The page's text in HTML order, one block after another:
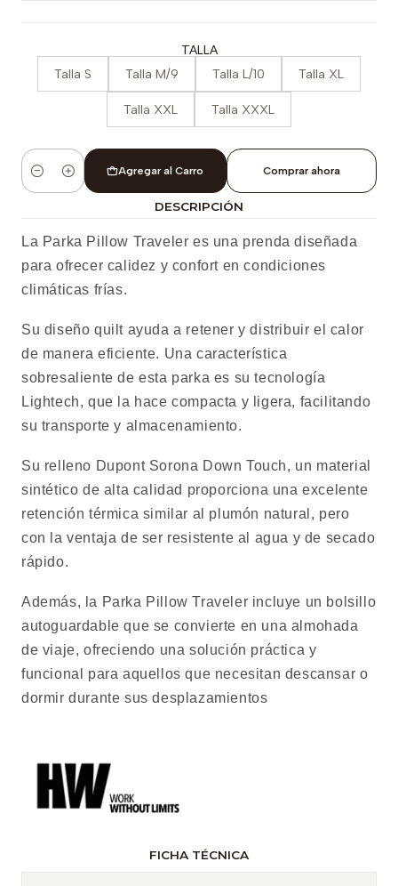
TALLA
Talla S Talla M/9 Talla L/10 Talla XL
Talla XXL Talla XXXL
Cantidad
Agregar al Carro Comprar ahora
DESCRIPCIÓN
La Parka Pillow Traveler es una prenda diseñada
para ofrecer calidez y confort en condiciones
climáticas frías.
Su diseño quilt ayuda a retener y distribuir el calor
de manera eficiente. Una característica
sobresaliente de esta parka es su tecnología
Lightech, que la hace compacta y ligera, facilitando
su transporte y almacenamiento.
Su relleno Dupont Sorona Down Touch, un material
sintético de alta calidad proporciona una excelente
retención térmica similar al plumón natural, pero
con la ventaja de ser resistente al agua y de secado
rápido.
Además, la Parka Pillow Traveler incluye un bolsillo
autoguardable que se convierte en una almohada
de viaje, ofreciendo una solución práctica y
funcional para aquellos que necesitan descansar o
dormir durante sus desplazamientos
FICHA TÉCNICA